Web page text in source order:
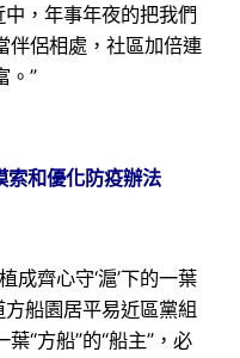
中，年事年夜的把我們
伴侶相處，社區加倍連
。”
和優化防疫辦法
成齊心守‘滬’下的一葉
方船園居平易近區黨組
“方船”的“船主”，必